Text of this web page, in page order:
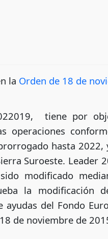
la Orden de 18 de
tiene por
operaciones
hasta
Suroeste. Leader
modificado
la modificación
del Fondo
de noviembre de